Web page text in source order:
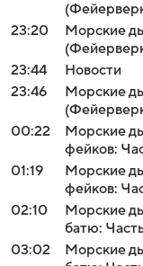
23:20
Морские
23:44
Новости
23:46
Морские
00:22
Морские
фейков:
01:19
Морские
фейков:
02:10
Морские
батю:
03:02
Морские